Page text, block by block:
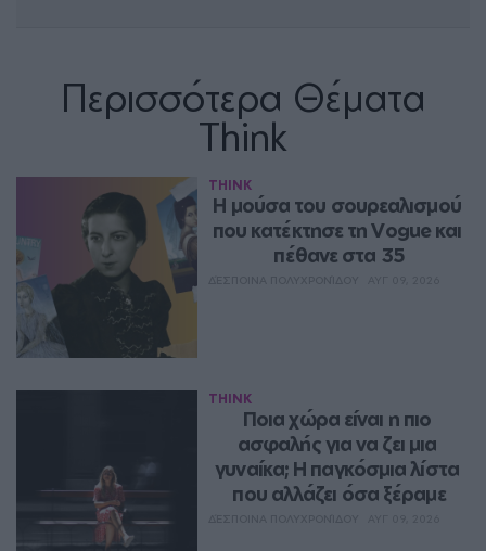
Περισσότερα Θέματα
Think
THINK
Η μούσα του σουρεαλισμού
που κατέκτησε τη Vogue και
πέθανε στα 35
THINK
Ποια χώρα είναι η πιο
ασφαλής για να ζει μια
γυναίκα; Η παγκόσμια λίστα
που αλλάζει όσα ξέραμε